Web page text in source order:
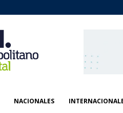
NACIONALES